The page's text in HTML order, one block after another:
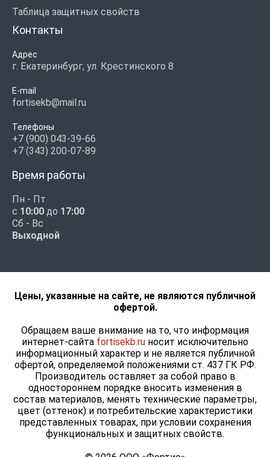
Таблица защитных свойств
Контакты
Адрес
г. Екатеринбург, ул. Крестинского 8
E-mail
fortisekb@mail.ru
Телефоны
+7 (900) 043-39-66
+7 (343) 200-07-89
Время работы
Пн - Пт
с 10:00 до 17:00
Сб - Вс
Выходной
Цены, указанные на сайте, не являются публичной
офертой.
Обращаем ваше внимание на то, что информация
интернет-сайта fortisekb.ru носит исключительно
информационный характер и не является публичной
офертой, определяемой положениями ст. 437 ГК РФ.
Производитель оставляет за собой право в
одностороннем порядке вносить изменения в
состав материалов, менять технические параметры,
цвет (оттенок) и потребительские характеристики
представленных товарах, при условии сохранения
функциональных и защитных свойств.